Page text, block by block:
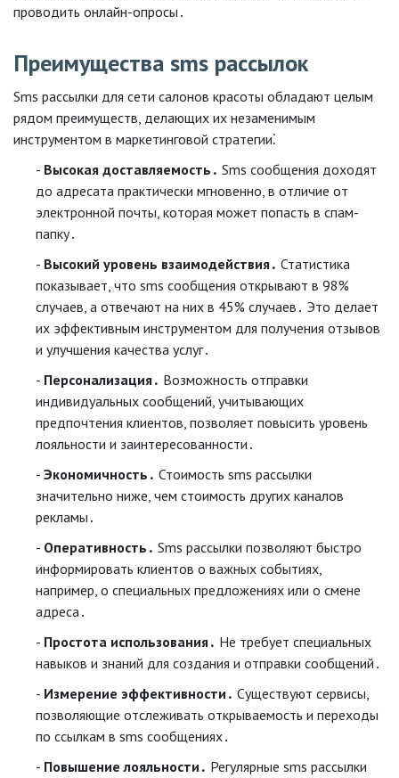
проводить онлайн-опросы․
Преимущества sms рассылок
Sms рассылки для сети салонов красоты обладают целым
рядом преимуществ, делающих их незаменимым
инструментом в маркетинговой стратегии⁚
Высокая доставляемость․ Sms сообщения доходят
до адресата практически мгновенно, в отличие от
электронной почты, которая может попасть в спам-
папку․
Высокий уровень взаимодействия․ Статистика
показывает, что sms сообщения открывают в 98%
случаев, а отвечают на них в 45% случаев․ Это делает
их эффективным инструментом для получения отзывов
и улучшения качества услуг․
Персонализация․ Возможность отправки
индивидуальных сообщений, учитывающих
предпочтения клиентов, позволяет повысить уровень
лояльности и заинтересованности․
Экономичность․ Стоимость sms рассылки
значительно ниже, чем стоимость других каналов
рекламы․
Оперативность․ Sms рассылки позволяют быстро
информировать клиентов о важных событиях,
например, о специальных предложениях или о смене
адреса․
Простота использования․ Не требует специальных
навыков и знаний для создания и отправки сообщений․
Измерение эффективности․ Существуют сервисы,
позволяющие отслеживать открываемость и переходы
по ссылкам в sms сообщениях․
Повышение лояльности․ Регулярные sms рассылки